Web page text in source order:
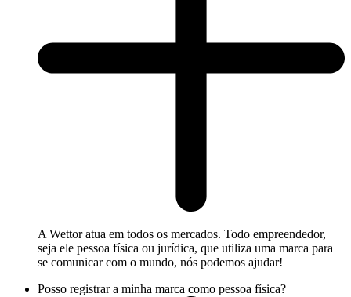
A Wettor atua em todos os mercados. Todo empreendedor,
seja ele pessoa física ou jurídica, que utiliza uma marca para
se comunicar com o mundo, nós podemos ajudar!
Posso registrar a minha marca como pessoa física?